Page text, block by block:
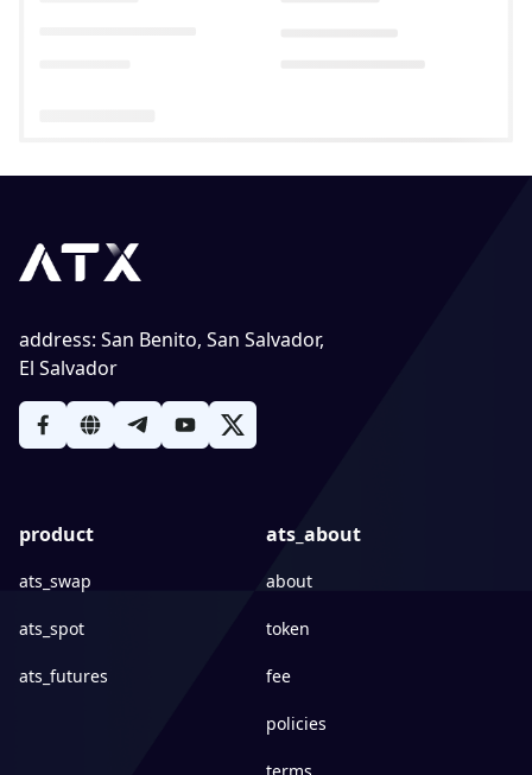
product
ats_swap
ats_spot
ats_futures
ats_about
about
token
fee
policies
address: San Benito, San Salvador,
El Salvador